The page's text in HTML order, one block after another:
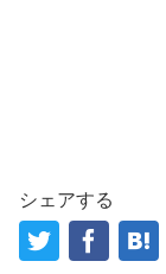
シェアする